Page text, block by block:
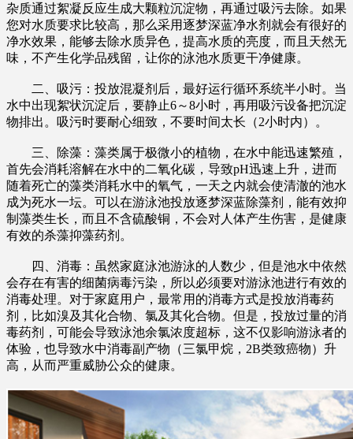
杂质通过絮凝反应生成大颗粒沉淀物，再通过吸污去除。如果
您对水质要求比较高，那么采用逐梦深蓝净水剂就会有很好的
净水效果，能够去除水质异色，提高水质的亮度，而且天然无
味，不产生化学品残留，让你的泳池水质更干净健康。
二、吸污：投放混凝剂后，最好运行循环系统半小时。当
水中出现絮状沉淀后，要静止6～8小时，再用吸污设备把沉淀
物排出。吸污时要耐心细致，不要时间太长（2小时内）。
三、除藻：藻类属于极微小的植物，在水中能迅速繁殖，
首先会消耗溶解在水中的二氧化碳，导致pH迅速上升，进而
随着死亡的藻类消耗水中的氧气，一天之内就会使清澈的池水
成为死水一坛。可以在游泳池投放逐梦深蓝除藻剂，能有效抑
制藻类生长，而且不含硫酸铜，不会对人体产生伤害，是健康
有效的杀藻抑藻药剂。
四、消毒：虽然家庭泳池游泳的人数少，但是池水中依然
会存在有害的细菌病毒污染，所以必须要对游泳池进行有效的
消毒处理。对于家庭用户，最常用的消毒方式是投放消毒药
剂，比如溴及其化合物、氯及其化合物。但是，投放过量的消
毒药剂，可能会导致泳池余氯浓度超标，这不仅影响游泳者的
体验，也导致水中消毒副产物（三氯甲烷，2B类致癌物）升
高，从而严重威胁公众的健康。